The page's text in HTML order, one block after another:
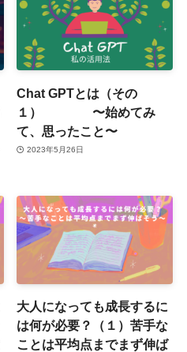
Chat GPTとは（その
１） 〜始めてみ
て、思ったこと〜
2023年5月26日
大人になっても成長するに
は何が必要？（１）苦手な
ことは平均点までまず伸ば